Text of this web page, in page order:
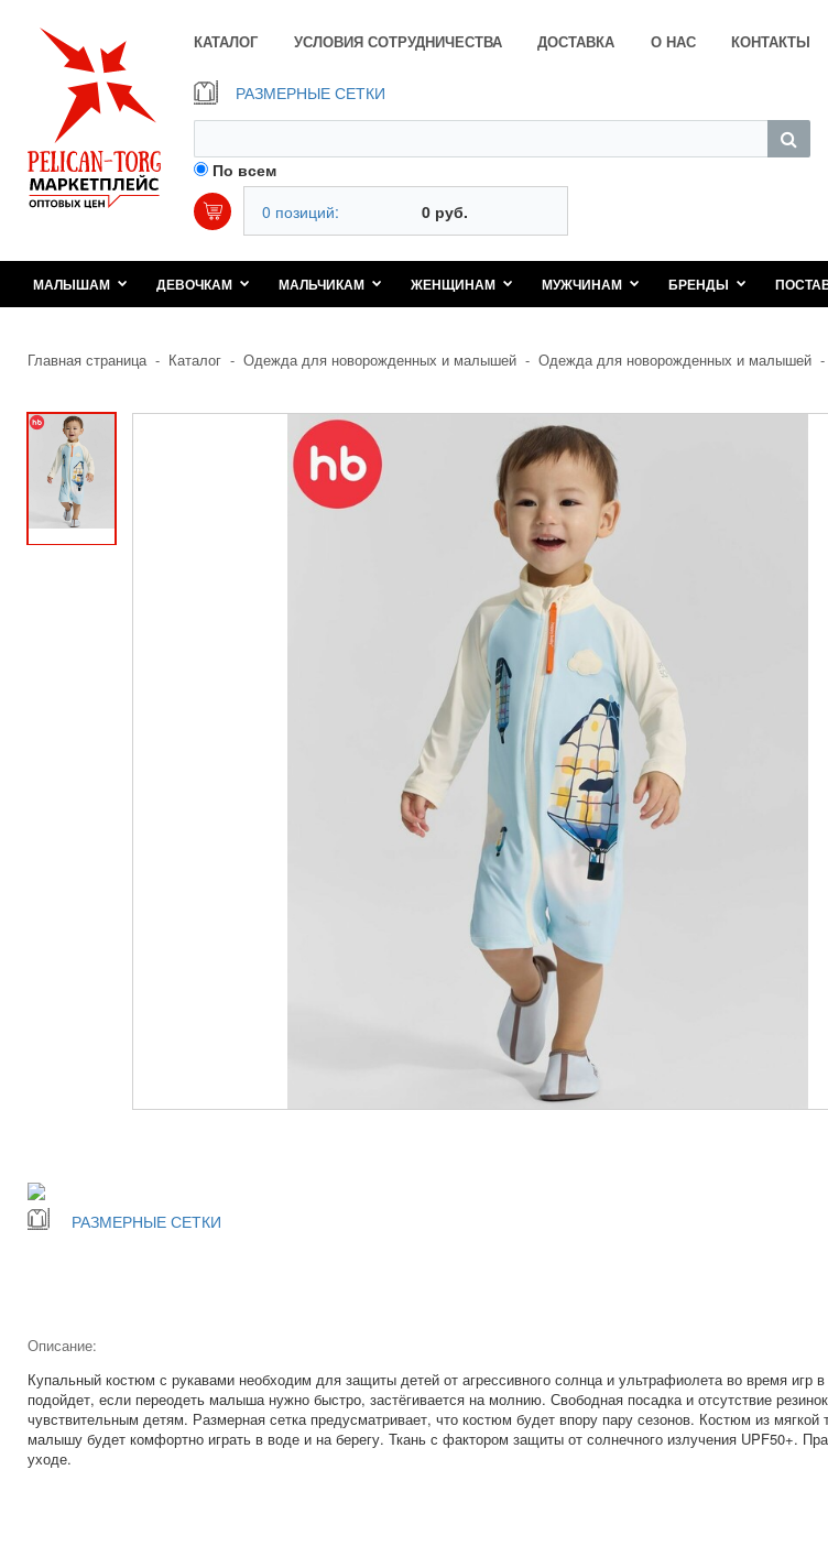
КАТАЛОГ УСЛОВИЯ СОТРУДНИЧЕСТВА ДОСТАВКА О НАС КОНТАКТЫ
РАЗМЕРНЫЕ СЕТКИ
По всем
0 позиций: 0 руб.
МАЛЫШАМ ДЕВОЧКАМ МАЛЬЧИКАМ ЖЕНЩИНАМ МУЖЧИНАМ БРЕНДЫ
Главная страница - Каталог - Одежда для новорожденных и малышей - Одежда для новорожденных и малышей -
РАЗМЕРНЫЕ СЕТКИ
Описание:
Купальный костюм с рукавами необходим для защиты детей от агрессивного солнца и ультрафиолета во время игр
подойдет, если переодеть малыша нужно быстро, застёгивается на молнию. Свободная посадка и отсутствие
чувствительным детям. Размерная сетка предусматривает, что костюм будет впору пару сезонов. Костюм из мягкой
малышу будет комфортно играть в воде и на берегу. Ткань с фактором защиты от солнечного излучения UPF50+.
уходе.